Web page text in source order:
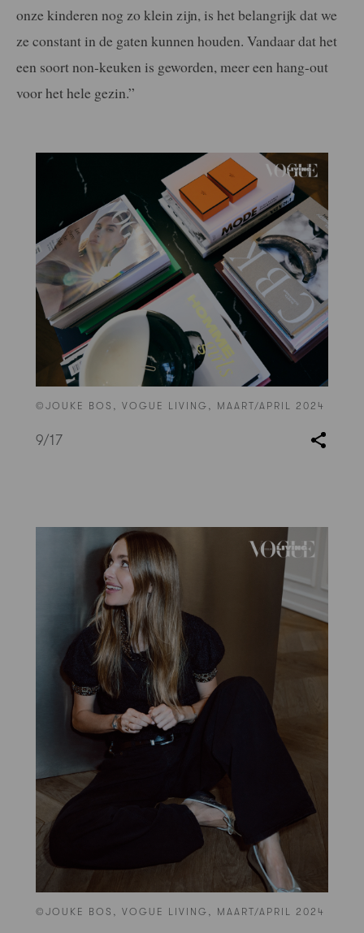
onze kinderen nog zo klein zijn, is het belangrijk dat we
ze constant in de gaten kunnen houden. Vandaar dat het
een soort non-keuken is geworden, meer een hang-out
voor het hele gezin.”
©JOUKE BOS, VOGUE LIVING, MAART/APRIL 2024
9/17
©JOUKE BOS, VOGUE LIVING, MAART/APRIL 2024